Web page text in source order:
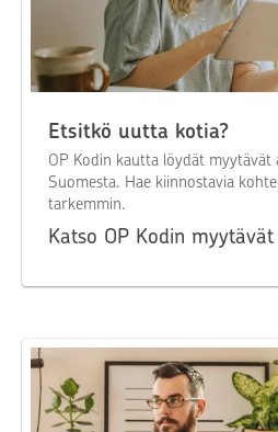
Etsitkö uutta kotia?
OP Kodin kautta löydät myytävät
Suomesta. Hae kiinnostavia
tarkemmin.
Katso OP Kodin